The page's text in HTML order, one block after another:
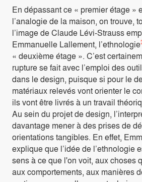
En dépassant ce « premier étage »
l’analogie de la maison, on trouve,
l’image de Claude Lévi-Strauss
Emmanuelle Lallement, l’ethnologie
« deuxième étage ». C’est
rupture se fait avec l’emploi des
dans le design, puisque si pour le
matériaux relevés vont orienter le
ils vont être livrés à un travail
Au sein du projet de design,
davantage mener à des prises de
orientations tangibles. En effet,
explique que l’idée de l’ethnologie
sens à ce que l'on voit, aux choses
aux comportements, aux manières